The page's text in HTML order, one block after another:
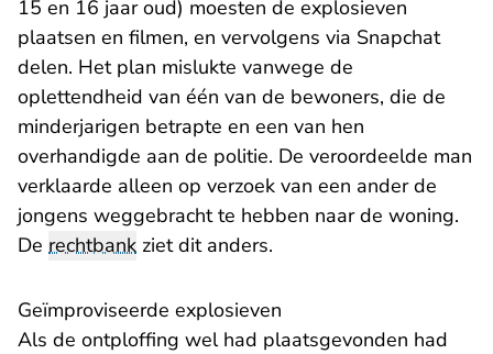
15 en 16 jaar oud) moesten de explosieven
plaatsen en filmen, en vervolgens via Snapchat
delen. Het plan mislukte vanwege de
oplettendheid van één van de bewoners, die de
minderjarigen betrapte en een van hen
overhandigde aan de politie. De veroordeelde man
verklaarde alleen op verzoek van een ander de
jongens weggebracht te hebben naar de woning.
De rechtbank ziet dit anders.
Geïmproviseerde explosieven
Als de ontploffing wel had plaatsgevonden had